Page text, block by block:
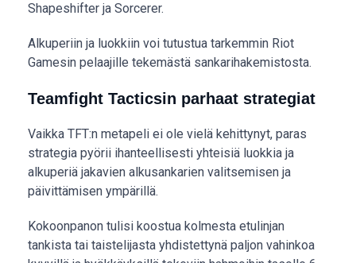
Shapeshifter ja Sorcerer.
Alkuperiin ja luokkiin voi tutustua tarkemmin Riot
Gamesin pelaajille tekemästä sankarihakemistosta.
Teamfight Tacticsin parhaat strategiat
Vaikka TFT:n metapeli ei ole vielä kehittynyt, paras
strategia pyörii ihanteellisesti yhteisiä luokkia ja
alkuperiä jakavien alkusankarien valitsemisen ja
päivittämisen ympärillä.
Kokoonpanon tulisi koostua kolmesta etulinjan
tankista tai taistelijasta yhdistettynä paljon vahinkoa